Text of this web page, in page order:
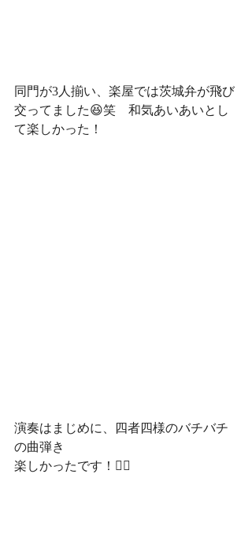
同門が3人揃い、楽屋では茨城弁が飛び
交ってました😆笑　和気あいあいとし
て楽しかった！
演奏はまじめに、四者四様のバチバチ
の曲弾き
楽しかったです！❤️‍🔥